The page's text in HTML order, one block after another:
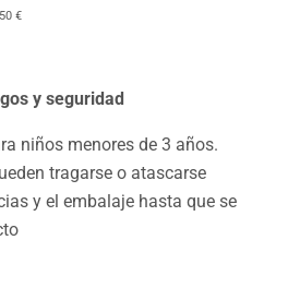
€
y seguridad
niños menores de 3 años.
tragarse o atascarse
y el embalaje hasta que se